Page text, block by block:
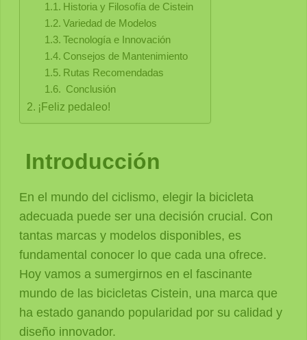
Historia y Filosofía de Cistein
Variedad de Modelos
Tecnología e Innovación
Consejos de Mantenimiento
Rutas Recomendadas
Conclusión
¡Feliz pedaleo!
Introducción
En el mundo del ciclismo, elegir la bicicleta
adecuada puede ser una decisión crucial. Con
tantas marcas y modelos disponibles, es
fundamental conocer lo que cada una ofrece.
Hoy vamos a sumergirnos en el fascinante
mundo de las bicicletas Cistein, una marca que
ha estado ganando popularidad por su calidad y
diseño innovador.